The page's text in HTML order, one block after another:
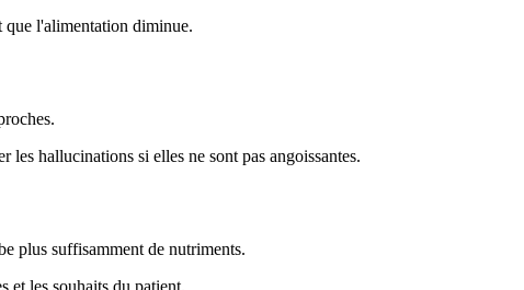
que l'alimentation diminue.
les hallucinations si elles ne sont pas angoissantes.
plus suffisamment de nutriments.
et les souhaits du patient.